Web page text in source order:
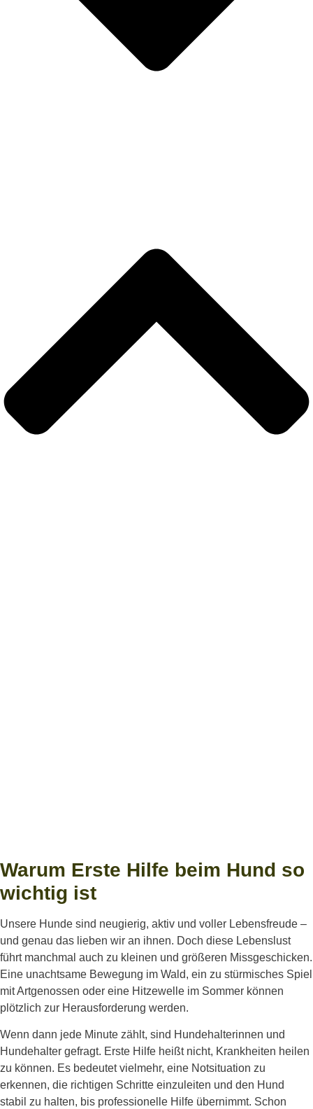
Warum Erste Hilfe beim Hund so
wichtig ist
Unsere Hunde sind neugierig, aktiv und voller Lebensfreude –
und genau das lieben wir an ihnen. Doch diese Lebenslust
führt manchmal auch zu kleinen und größeren Missgeschicken.
Eine unachtsame Bewegung im Wald, ein zu stürmisches Spiel
mit Artgenossen oder eine Hitzewelle im Sommer können
plötzlich zur Herausforderung werden.
Wenn dann jede Minute zählt, sind Hundehalterinnen und
Hundehalter gefragt. Erste Hilfe heißt nicht, Krankheiten heilen
zu können. Es bedeutet vielmehr, eine Notsituation zu
erkennen, die richtigen Schritte einzuleiten und den Hund
stabil zu halten, bis professionelle Hilfe übernimmt. Schon